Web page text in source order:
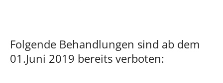
Folgende Behandlungen sind ab dem
01.Juni 2019 bereits verboten: